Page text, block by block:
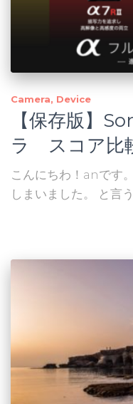
Camera Device
【保存版】
ラ スコア比
こんにちわ！anです
しまいました。 と言